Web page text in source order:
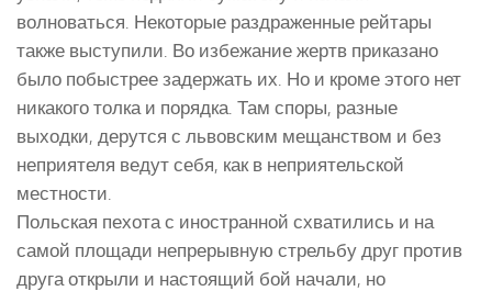
волноваться. Некоторые раздраженные рейтары
также выступили. Во избежание жертв приказано
было побыстрее задержать их. Но и кроме этого нет
никакого толка и порядка. Там споры, разные
выходки, дерутся с львовским мещанством и без
неприятеля ведут себя, как в неприятельской
местности.
Польская пехота с иностранной схватились и на
самой площади непрерывную стрельбу друг против
друга открыли и настоящий бой начали, но